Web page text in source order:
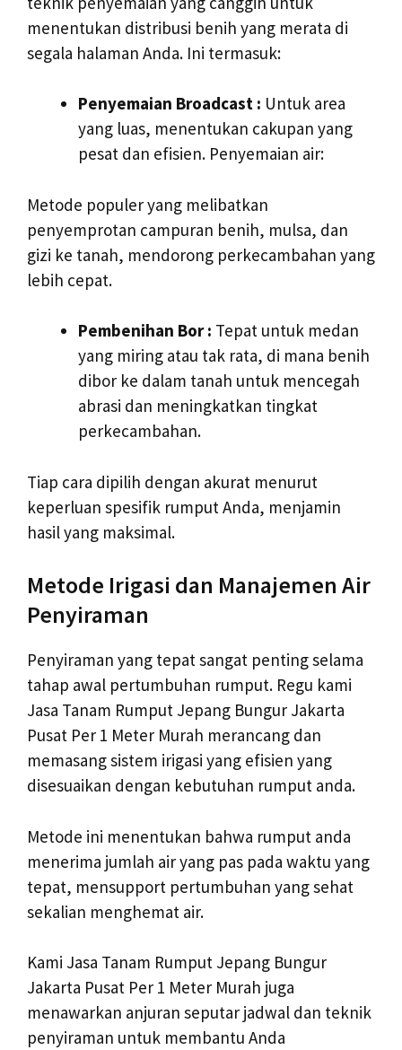
menentukan distribusi benih yang merata di
segala halaman Anda. Ini termasuk:
Penyemaian Broadcast : Untuk area
yang luas, menentukan cakupan yang
pesat dan efisien. Penyemaian air:
Metode populer yang melibatkan
penyemprotan campuran benih, mulsa, dan
gizi ke tanah, mendorong perkecambahan yang
lebih cepat.
Pembenihan Bor : Tepat untuk medan
yang miring atau tak rata, di mana benih
dibor ke dalam tanah untuk mencegah
abrasi dan meningkatkan tingkat
perkecambahan.
Tiap cara dipilih dengan akurat menurut
keperluan spesifik rumput Anda, menjamin
hasil yang maksimal.
Metode Irigasi dan Manajemen Air
Penyiraman
Penyiraman yang tepat sangat penting selama
tahap awal pertumbuhan rumput. Regu kami
Jasa Tanam Rumput Jepang Bungur Jakarta
Pusat Per 1 Meter Murah merancang dan
memasang sistem irigasi yang efisien yang
disesuaikan dengan kebutuhan rumput anda.
Metode ini menentukan bahwa rumput anda
menerima jumlah air yang pas pada waktu yang
tepat, mensupport pertumbuhan yang sehat
sekalian menghemat air.
Kami Jasa Tanam Rumput Jepang Bungur
Jakarta Pusat Per 1 Meter Murah juga
menawarkan anjuran seputar jadwal dan teknik
penyiraman untuk membantu Anda